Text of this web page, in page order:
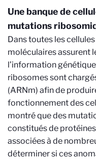
Une banque de
mutations
Dans toutes les
moléculaires assurent
l’information
ribosomes sont
(ARNm) afin de
fonctionnement des
montré que des
constitués de
associées à de
déterminer si ces